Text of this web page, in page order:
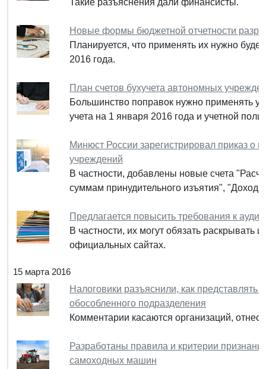
Такие разъяснения дали финансисты.
Новые формы бюджетной отчетности
Планируется, что применять их нужно
2016 года.
План счетов бухучета автономных
Большинство поправок нужно применять
учета на 1 января 2016 года и учетной
Минюст России зарегистрировал приказ о
учреждений
В частности, добавлены новые счета
суммам принудительного изъятия",
Предлагается повысить требования к
В частности, их могут обязать
официальных сайтах.
15 марта 2016
Налоговики разъяснили, как
обособленного подразделения
Комментарии касаются организаций,
Разработаны правила и критерии
самоходных машин